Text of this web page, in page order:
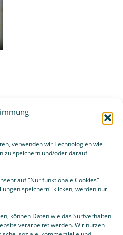
verwenden wir Technologien wie
zu speichern und/oder darauf
auf "Nur funktionale Cookies"
speichern" klicken, werden nur
können Daten wie das Surfverhalten
verarbeitet werden. Wir nutzen
gemäß § 19 UStG